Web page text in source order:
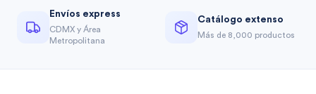
Envíos express
CDMX y Área
Metropolitana
Catálogo extenso
Más de 8,000 productos